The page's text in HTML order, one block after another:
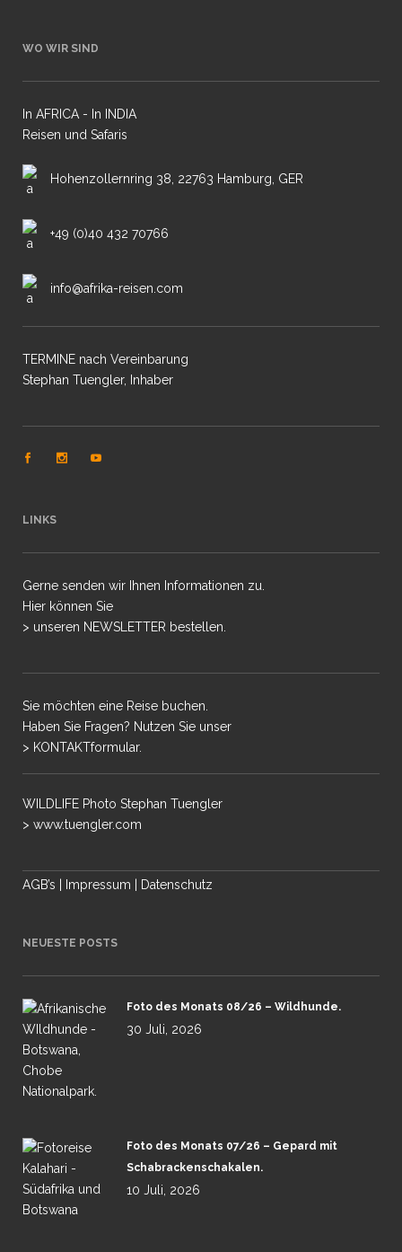
WO WIR SIND
In AFRICA - In INDIA
Reisen und Safaris
Hohenzollernring 38, 22763 Hamburg, GER
+49 (0)40 432 70766
info@afrika-reisen.com
TERMINE nach Vereinbarung
Stephan Tuengler, Inhaber
LINKS
Gerne senden wir Ihnen Informationen zu.
Hier können Sie
> unseren NEWSLETTER bestellen.
Sie möchten eine Reise buchen.
Haben Sie Fragen? Nutzen Sie unser
> KONTAKTformular.
WILDLIFE Photo Stephan Tuengler
> www.tuengler.com
AGB’s Impressum Datenschutz
NEUESTE POSTS
Foto des Monats 08/26 – Wildhunde.
30 Juli, 2026
Foto des Monats 07/26 – Gepard mit
Schabrackenschakalen.
10 Juli, 2026